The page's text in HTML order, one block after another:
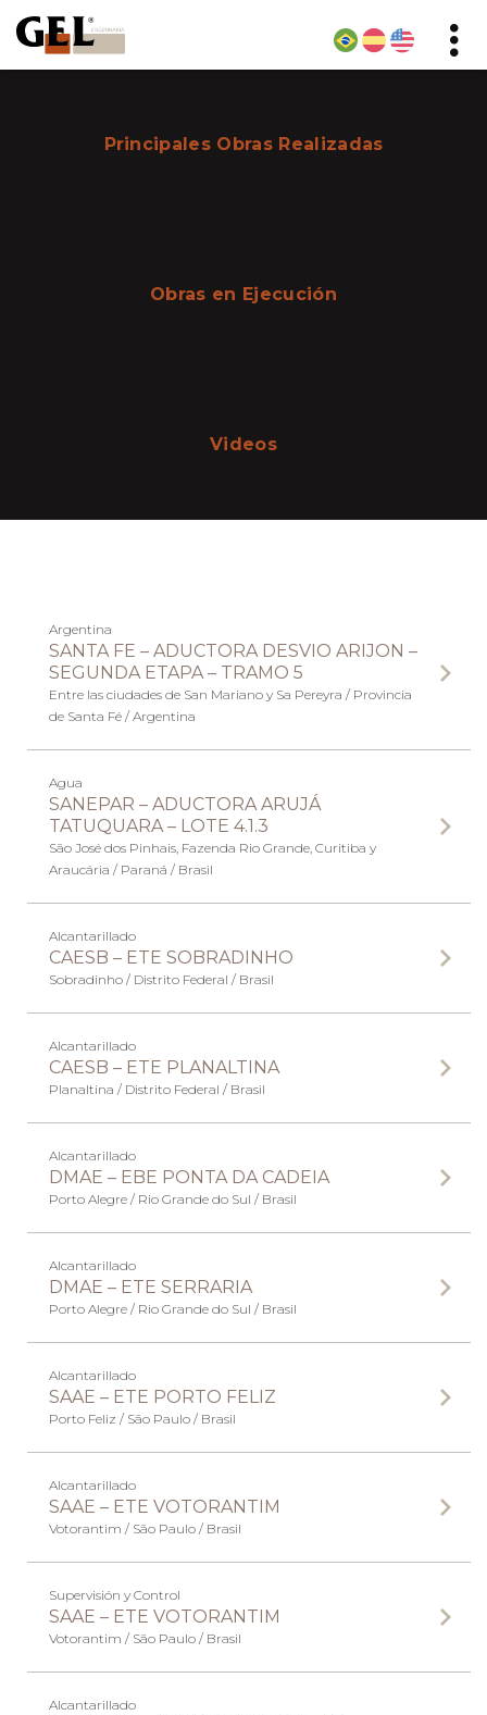
Principales Obras Realizadas
Obras en Ejecución
Videos
Argentina
SANTA FE – ADUCTORA DESVIO ARIJON –
SEGUNDA ETAPA – TRAMO 5
Entre las ciudades de San Mariano y Sa Pereyra / Provincia
de Santa Fé / Argentina
Agua
SANEPAR – ADUCTORA ARUJÁ
TATUQUARA – LOTE 4.1.3
São José dos Pinhais, Fazenda Rio Grande, Curitiba y
Araucária / Paraná / Brasil
Alcantarillado
CAESB – ETE SOBRADINHO
Sobradinho / Distrito Federal / Brasil
Alcantarillado
CAESB – ETE PLANALTINA
Planaltina / Distrito Federal / Brasil
Alcantarillado
DMAE – EBE PONTA DA CADEIA
Porto Alegre / Rio Grande do Sul / Brasil
Alcantarillado
DMAE – ETE SERRARIA
Porto Alegre / Rio Grande do Sul / Brasil
Alcantarillado
SAAE – ETE PORTO FELIZ
Porto Feliz / São Paulo / Brasil
Alcantarillado
SAAE – ETE VOTORANTIM
Votorantim / São Paulo / Brasil
Supervisión y Control
SAAE – ETE VOTORANTIM
Votorantim / São Paulo / Brasil
Alcantarillado